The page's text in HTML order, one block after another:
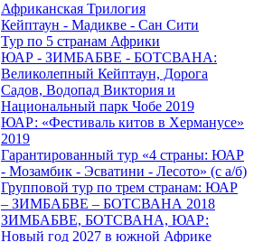
Африканская Трилогия
Кейптаун - Мадикве - Сан Сити
Тур по 5 странам Африки
ЮАР - ЗИМБАБВЕ - БОТСВАНА:
Великолепный Кейптаун, Дорога
Садов, Водопад Виктория и
Национальный парк Чобе 2019
ЮАР: «Фестиваль китов в Херманусе»
2019
Гарантированный тур «4 страны: ЮАР
- Мозамбик - Эсватини - Лесото» (с а/б)
Групповой тур по трем странам: ЮАР
– ЗИМБАБВЕ – БОТСВАНА 2018
ЗИМБАБВЕ, БОТСВАНА, ЮАР:
Новый год 2027 в южной Африке